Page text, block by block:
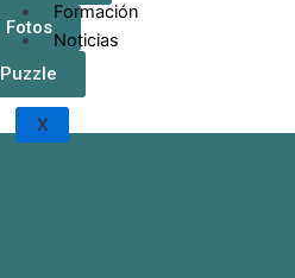
Formación
Noticias
X
Fotos
Puzzle